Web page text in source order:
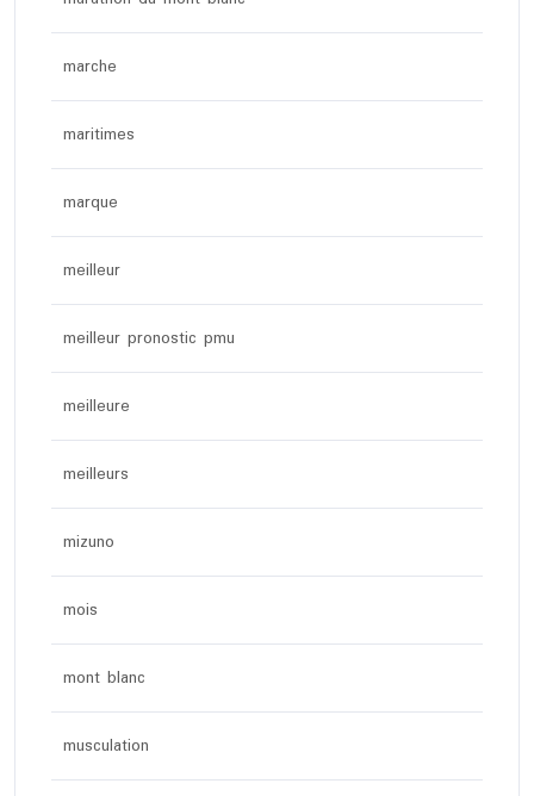
marche
maritimes
marque
meilleur
meilleur pronostic pmu
meilleure
meilleurs
mizuno
mois
mont blanc
musculation